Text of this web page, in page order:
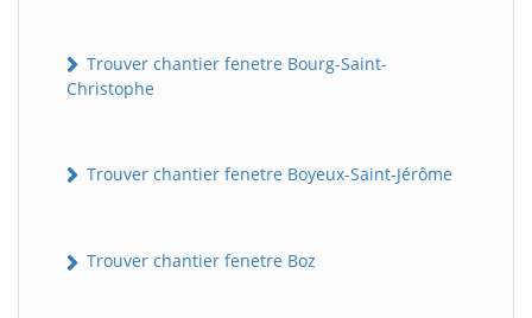
Trouver chantier fenetre Bourg-Saint-
Christophe
Trouver chantier fenetre Boyeux-Saint-Jérôme
Trouver chantier fenetre Boz